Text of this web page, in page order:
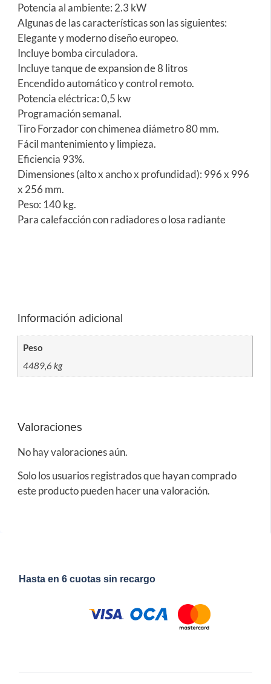
Potencia al ambiente: 2.3 kW
Algunas de las características son las siguientes:
Elegante y moderno diseño europeo.
Incluye bomba circuladora.
Incluye tanque de expansion de 8 litros
Encendido automático y control remoto.
Potencia eléctrica: 0,5 kw
Programación semanal.
Tiro Forzador con chimenea diámetro 80 mm.
Fácil mantenimiento y limpieza.
Eficiencia 93%.
Dimensiones (alto x ancho x profundidad): 996 x 996
x 256 mm.
Peso: 140 kg.
Para calefacción con radiadores o losa radiante
Información adicional
Peso
4489,6 kg
Valoraciones
No hay valoraciones aún.
Solo los usuarios registrados que hayan comprado
este producto pueden hacer una valoración.
Hasta en 6 cuotas sin recargo